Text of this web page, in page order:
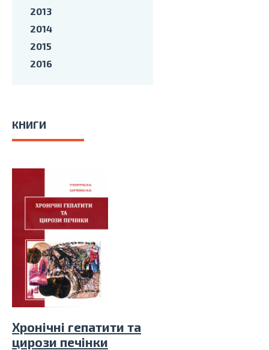
2013
2014
2015
2016
КНИГИ
Хронiчнi гепатити та
цирози печiнки